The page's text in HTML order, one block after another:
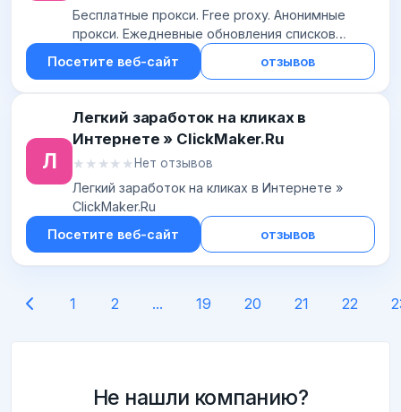
Бесплатные прокси. Free proxy. Анонимные
прокси. Ежедневные обновления списков
Посетите веб-сайт отзывов
Л
Легкий заработок на кликах в
Интернете » ClickMaker.Ru
★★★★★
★★★★★ Нет отзывов
Легкий заработок на кликах в Интернете »
ClickMaker.Ru
Посетите веб-сайт
отзывов
1 2 ... 19 20 21 22
Не нашли компанию?